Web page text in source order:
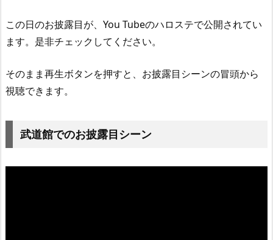
この日のお披露目が、You Tubeのハロステで公開されてい
ます。是非チェックしてください。
そのまま再生ボタンを押すと、お披露目シーンの冒頭から
視聴できます。
武道館でのお披露目シーン